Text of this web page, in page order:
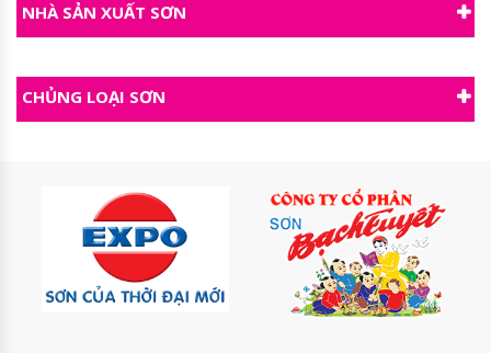
NHÀ SẢN XUẤT SƠN
CHỦNG LOẠI SƠN